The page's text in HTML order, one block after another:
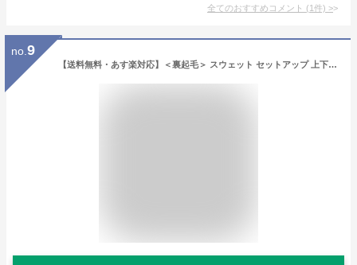
全てのおすすめコメント (1件) >
no. 9
【送料無料・あす楽対応】＜裏起毛＞ スウェット セットアップ 上下セット レディース M L LL 3L 大きいサイズ トップス パンツ トレーナー パジャマ 部屋着 ルームウェア 長袖 暖かい あったか 防寒 秋冬 ゆったり テレワーク おうち時間 女性 ママ HW8303